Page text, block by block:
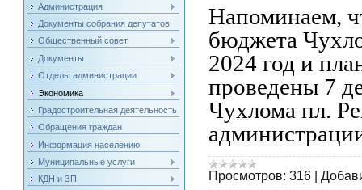
Администрация
Документы собрания депутатов
Общественный совет
Документы
Отделы администрации
Экономика
Градостроительная деятельность
Обращения граждан
Информация населению
Муниципальные услуги
КДН и ЗП
Напоминаем,
бюджета
2024 год и
проведены 7
Чухлома пл.
Просмотров: 316 |